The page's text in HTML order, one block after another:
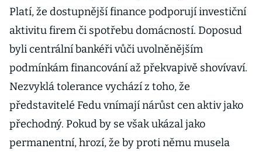
Platí, že dostupnější finance podporují investiční
aktivitu firem či spotřebu domácností. Doposud
byli centrální bankéři vůči uvolněnějším
podmínkám financování až překvapivě shovívaví.
Nezvyklá tolerance vychází z toho, že
představitelé Fedu vnímají nárůst cen aktiv jako
přechodný. Pokud by se však ukázal jako
permanentní, hrozí, že by proti němu musela